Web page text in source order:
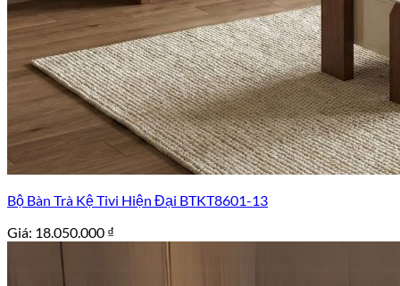
Bộ Bàn Trà Kệ Tivi Hiện Đại BTKT8601-13
Giá: 18.050.000 ₫